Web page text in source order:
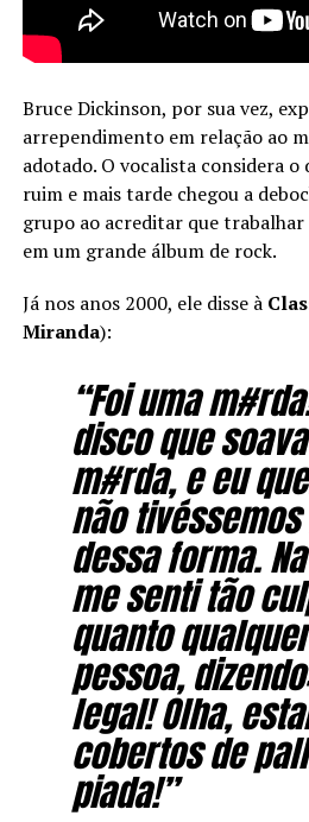
Bruce Dickinson, por sua vez,
arrependimento em relação ao
adotado. O vocalista considera o
ruim e mais tarde chegou a
grupo ao acreditar que
em um grande álbum de rock.
Já nos anos 2000, ele disse à
Miranda):
“Foi uma
disco que
m#rda, e eu
não
dessa forma.
me senti tão
quanto
pessoa,
legal! Olha,
cobertos de
piada!”